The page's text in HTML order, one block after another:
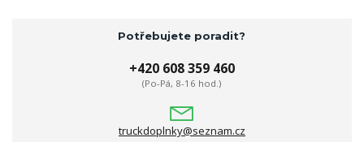
Potřebujete poradit?
+420 608 359 460
(Po-Pá, 8-16 hod.)
truckdoplnky@seznam.cz